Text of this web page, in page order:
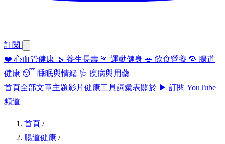
訂閱
❤️ 心血管健康 🌿 養生長壽 🏃 運動健身 🥗 飲食營養 🦠 腸道
健康 😴 睡眠與情緒 🩺 疾病與用藥
首頁全部文章主題影片健康工具詞彙表關於 ▶ 訂閱 YouTube
頻道
首頁 /
腸道健康 /